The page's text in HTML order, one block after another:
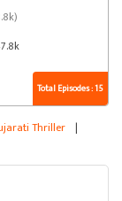
Total Episodes : 15
Thriller |